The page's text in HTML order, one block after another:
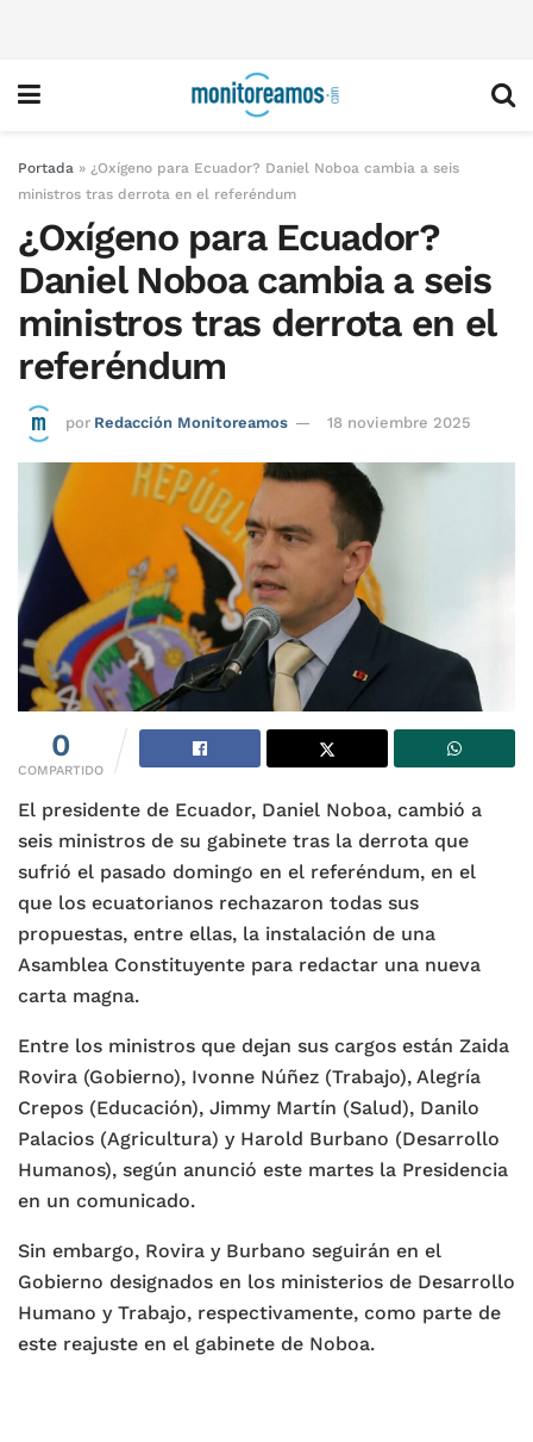
Portada » ¿Oxígeno para Ecuador? Daniel Noboa cambia a seis
ministros tras derrota en el referéndum
¿Oxígeno para Ecuador?
Daniel Noboa cambia a seis
ministros tras derrota en el
referéndum
por Redacción Monitoreamos 18 noviembre 2025
0
COMPARTIDO
El presidente de Ecuador, Daniel Noboa, cambió a
seis ministros de su gabinete tras la derrota que
sufrió el pasado domingo en el referéndum, en el
que los ecuatorianos rechazaron todas sus
propuestas, entre ellas, la instalación de una
Asamblea Constituyente para redactar una nueva
carta magna.
Entre los ministros que dejan sus cargos están Zaida
Rovira (Gobierno), Ivonne Núñez (Trabajo), Alegría
Crepos (Educación), Jimmy Martín (Salud), Danilo
Palacios (Agricultura) y Harold Burbano (Desarrollo
Humanos), según anunció este martes la Presidencia
en un comunicado.
Sin embargo, Rovira y Burbano seguirán en el
Gobierno designados en los ministerios de Desarrollo
Humano y Trabajo, respectivamente, como parte de
este reajuste en el gabinete de Noboa.